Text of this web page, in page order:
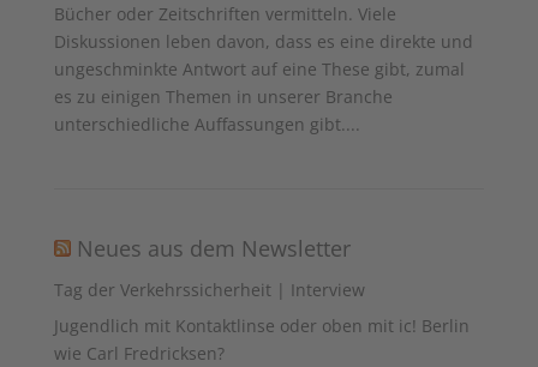
Bücher oder Zeitschriften vermitteln. Viele
Diskussionen leben davon, dass es eine direkte und
ungeschminkte Antwort auf eine These gibt, zumal
es zu einigen Themen in unserer Branche
unterschiedliche Auffassungen gibt....
Neues aus dem Newsletter
Tag der Verkehrssicherheit | Interview
Jugendlich mit Kontaktlinse oder oben mit ic! Berlin
wie Carl Fredricksen?